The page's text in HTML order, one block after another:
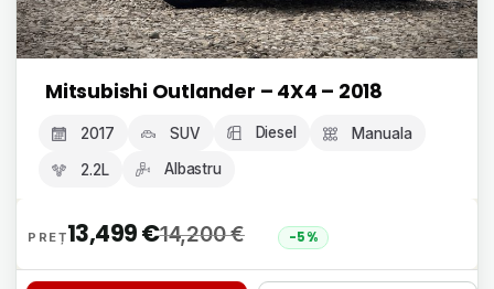
Mitsubishi Outlander – 4X4 – 2018
2017 SUV Diesel Manuala
2.2L Albastru
14,200€
13,499€ -5%